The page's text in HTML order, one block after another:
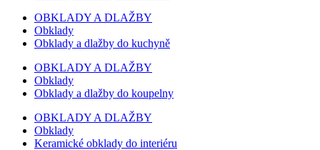
OBKLADY A DLAŽBY
Obklady
Obklady a dlažby do kuchyně
OBKLADY A DLAŽBY
Obklady
Obklady a dlažby do koupelny
OBKLADY A DLAŽBY
Obklady
Keramické obklady do interiéru